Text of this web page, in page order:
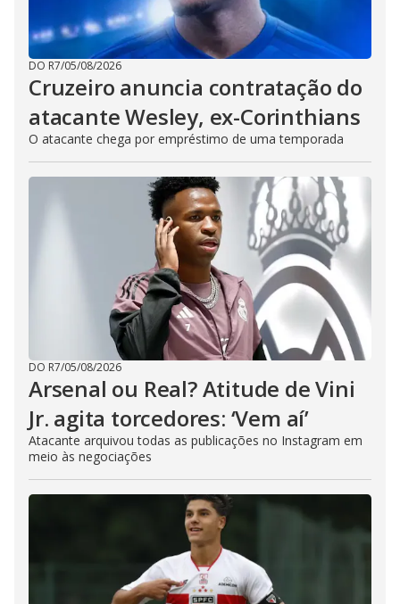
DO R7/05/08/2026
Cruzeiro anuncia contratação do
atacante Wesley, ex-Corinthians
O atacante chega por empréstimo de uma temporada
DO R7/05/08/2026
Arsenal ou Real? Atitude de Vini
Jr. agita torcedores: ‘Vem aí’
Atacante arquivou todas as publicações no Instagram em
meio às negociações